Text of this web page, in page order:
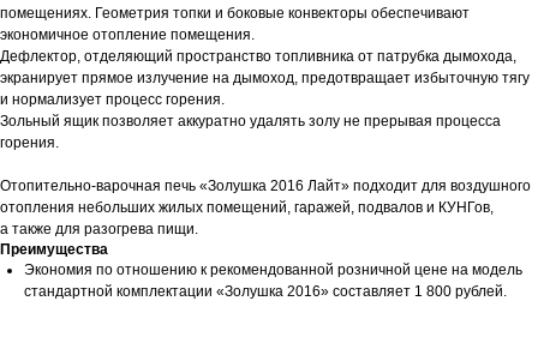
помещениях. Геометрия топки и боковые конвекторы обеспечивают
экономичное отопление помещения.
Дефлектор, отделяющий пространство топливника от патрубка дымохода,
экранирует прямое излучение на дымоход, предотвращает избыточную тягу
и нормализует процесс горения.
Зольный ящик позволяет аккуратно удалять золу не прерывая процесса
горения.
Отопительно-варочная печь «Золушка 2016 Лайт» подходит для воздушного
отопления небольших жилых помещений, гаражей, подвалов и КУНГов,
а также для разогрева пищи.
Преимущества
Экономия по отношению к рекомендованной розничной цене на модель
стандартной комплектации «Золушка 2016» составляет 1 800 рублей.